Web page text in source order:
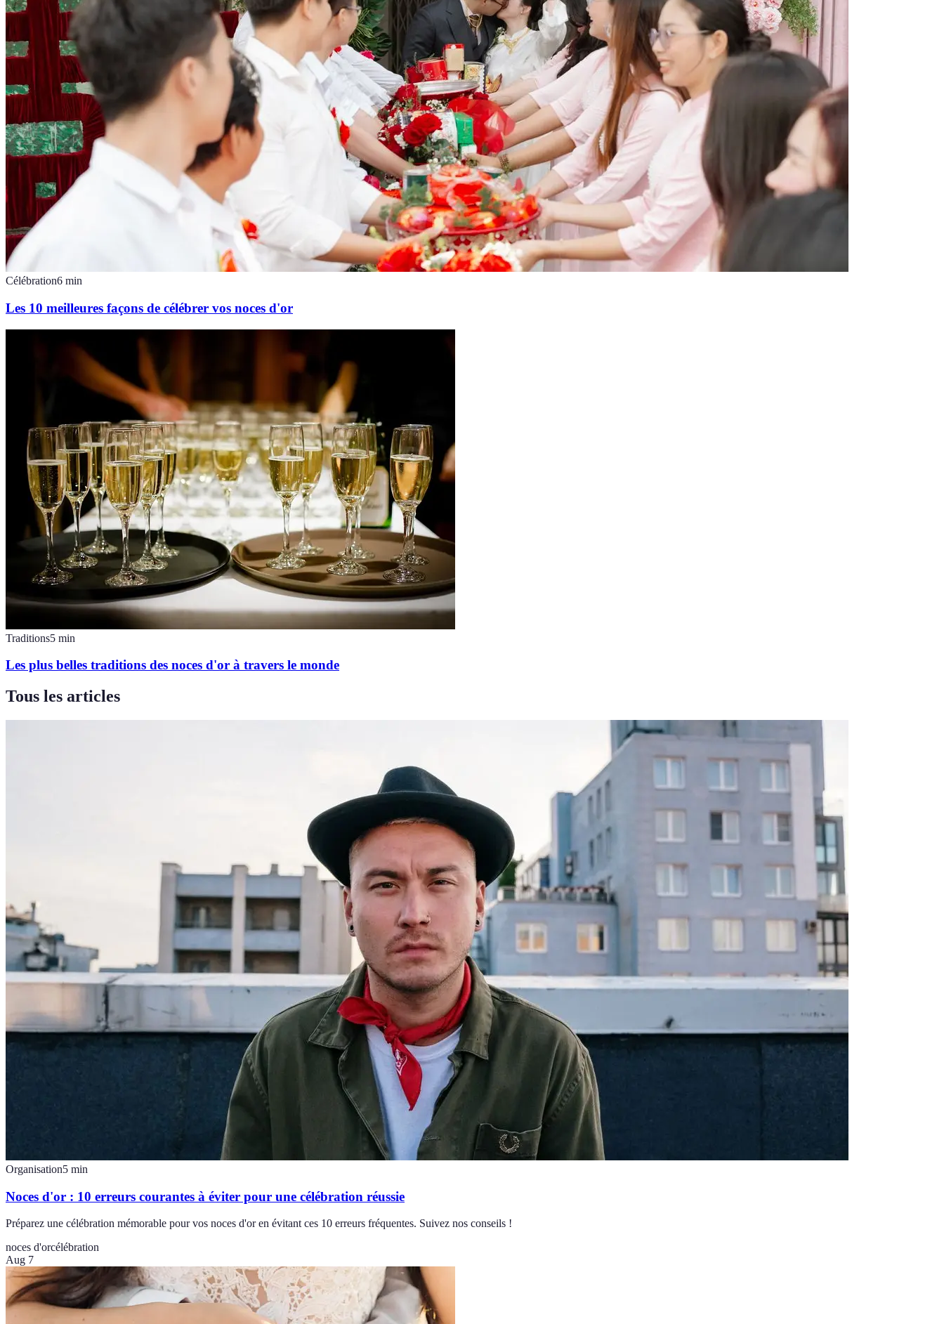
Célébration6 min
Les 10 meilleures façons de célébrer vos noces d'or
Traditions5 min
Les plus belles traditions des noces d'or à travers le monde
Tous les articles
Organisation5 min
Noces d'or : 10 erreurs courantes à éviter pour une célébration réussie
Préparez une célébration mémorable pour vos noces d'or en évitant ces 10 erreurs fréquentes. Suivez nos conseils !
noces d'orcélébration
Aug 7